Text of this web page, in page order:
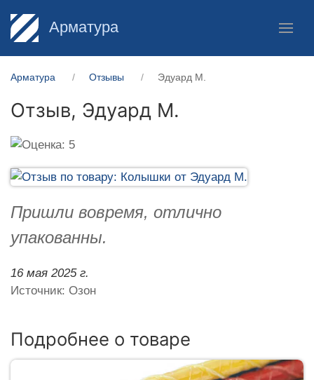
Арматура
Арматура Отзывы Эдуард М.
Отзыв, Эдуард М.
Пришли вовремя, отлично
упакованны.
16 мая 2025 г.
Источник: Озон
Подробнее о товаре